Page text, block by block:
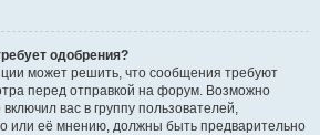
одобрения?
может решить, что сообщения требуют
перед отправкой на форум. Возможно
вас в группу пользователей,
или её мнению, должны быть предварительно